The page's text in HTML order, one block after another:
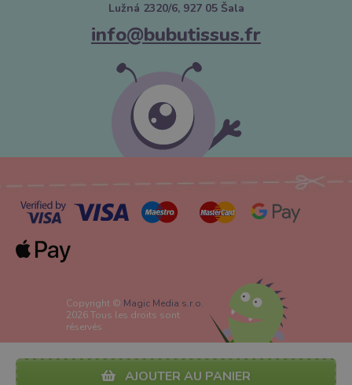
AJOUTER AU PANIER
Lužná 2320/6, 927 05 Šala
info@bubutissus.fr
Copyright © Magic Media s.r.o.
2026 Tous les droits sont
réservés